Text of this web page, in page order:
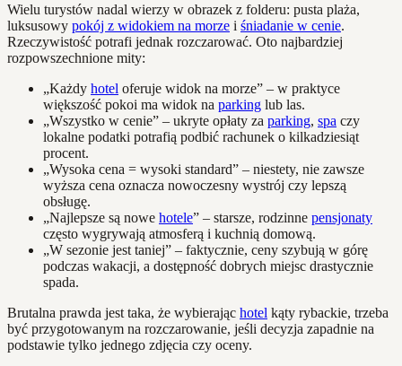
Wielu turystów nadal wierzy w obrazek z folderu: pusta plaża,
luksusowy pokój z widokiem na morze i śniadanie w cenie.
Rzeczywistość potrafi jednak rozczarować. Oto najbardziej
rozpowszechnione mity:
„Każdy hotel oferuje widok na morze” – w praktyce
większość pokoi ma widok na parking lub las.
„Wszystko w cenie” – ukryte opłaty za parking, spa czy
lokalne podatki potrafią podbić rachunek o kilkadziesiąt
procent.
„Wysoka cena = wysoki standard” – niestety, nie zawsze
wyższa cena oznacza nowoczesny wystrój czy lepszą
obsługę.
„Najlepsze są nowe hotele” – starsze, rodzinne pensjonaty
często wygrywają atmosferą i kuchnią domową.
„W sezonie jest taniej” – faktycznie, ceny szybują w górę
podczas wakacji, a dostępność dobrych miejsc drastycznie
spada.
Brutalna prawda jest taka, że wybierając hotel kąty rybackie, trzeba
być przygotowanym na rozczarowanie, jeśli decyzja zapadnie na
podstawie tylko jednego zdjęcia czy oceny.